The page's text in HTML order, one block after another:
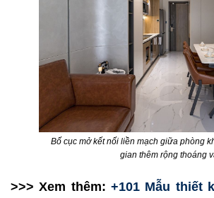
Bố cục mở kết nối liền mạch giữa phòng
gian thêm rộng thoáng
>>> Xem thêm: +101 Mẫu thiết